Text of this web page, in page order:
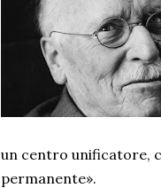
un centro unificatore,
permanente».